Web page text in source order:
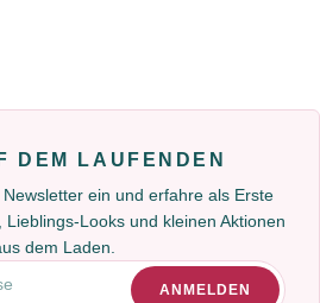
DEM LAUFENDEN
ein und erfahre als Erste
Looks und kleinen Aktionen
dem Laden.
ANMELDEN